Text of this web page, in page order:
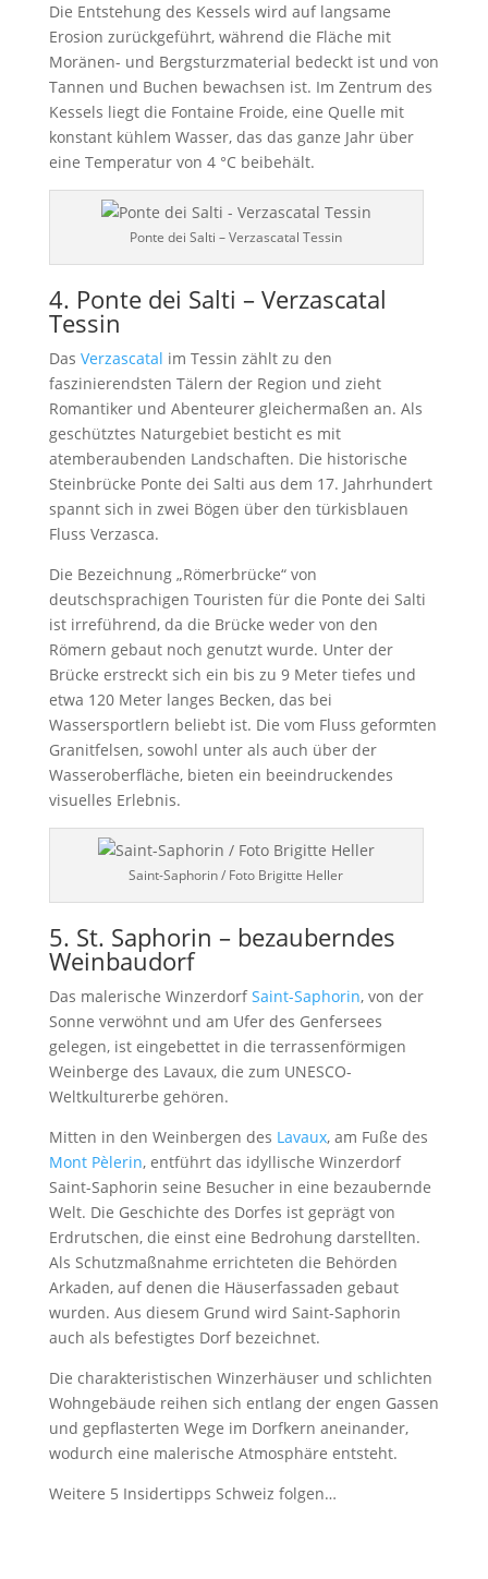
Die Entstehung des Kessels wird auf langsame
Erosion zurückgeführt, während die Fläche mit
Moränen- und Bergsturzmaterial bedeckt ist und von
Tannen und Buchen bewachsen ist. Im Zentrum des
Kessels liegt die Fontaine Froide, eine Quelle mit
konstant kühlem Wasser, das das ganze Jahr über
eine Temperatur von 4 °C beibehält.
Ponte dei Salti – Verzascatal Tessin
4. Ponte dei Salti – Verzascatal
Tessin
Das Verzascatal im Tessin zählt zu den
faszinierendsten Tälern der Region und zieht
Romantiker und Abenteurer gleichermaßen an. Als
geschütztes Naturgebiet besticht es mit
atemberaubenden Landschaften. Die historische
Steinbrücke Ponte dei Salti aus dem 17. Jahrhundert
spannt sich in zwei Bögen über den türkisblauen
Fluss Verzasca.
Die Bezeichnung „Römerbrücke“ von
deutschsprachigen Touristen für die Ponte dei Salti
ist irreführend, da die Brücke weder von den
Römern gebaut noch genutzt wurde. Unter der
Brücke erstreckt sich ein bis zu 9 Meter tiefes und
etwa 120 Meter langes Becken, das bei
Wassersportlern beliebt ist. Die vom Fluss geformten
Granitfelsen, sowohl unter als auch über der
Wasseroberfläche, bieten ein beeindruckendes
visuelles Erlebnis.
Saint-Saphorin / Foto Brigitte Heller
5. St. Saphorin – bezauberndes
Weinbaudorf
Das malerische WinzerdorfSaint-Saphorin, von der
Sonne verwöhnt und am Ufer des Genfersees
gelegen, ist eingebettet in die terrassenförmigen
Weinberge des Lavaux, die zum UNESCO-
Weltkulturerbe gehören.
Mitten in den Weinbergen des Lavaux, am Fuße des
Mont Pèlerin, entführt das idyllische Winzerdorf
Saint-Saphorin seine Besucher in eine bezaubernde
Welt. Die Geschichte des Dorfes ist geprägt von
Erdrutschen, die einst eine Bedrohung darstellten.
Als Schutzmaßnahme errichteten die Behörden
Arkaden, auf denen die Häuserfassaden gebaut
wurden. Aus diesem Grund wird Saint-Saphorin
auch als befestigtes Dorf bezeichnet.
Die charakteristischen Winzerhäuser und schlichten
Wohngebäude reihen sich entlang der engen Gassen
und gepflasterten Wege im Dorfkern aneinander,
wodurch eine malerische Atmosphäre entsteht.
Weitere 5 Insidertipps Schweiz folgen…